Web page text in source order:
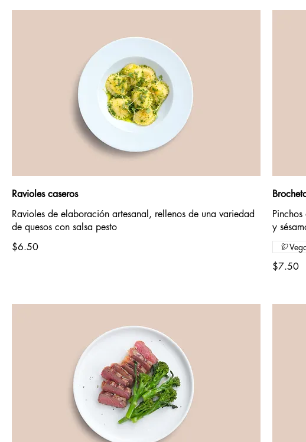
Ravioles caseros
Ravioles de elaboración artesanal, rellenos de una variedad
de quesos con salsa pesto
$6.50
y
$7.50